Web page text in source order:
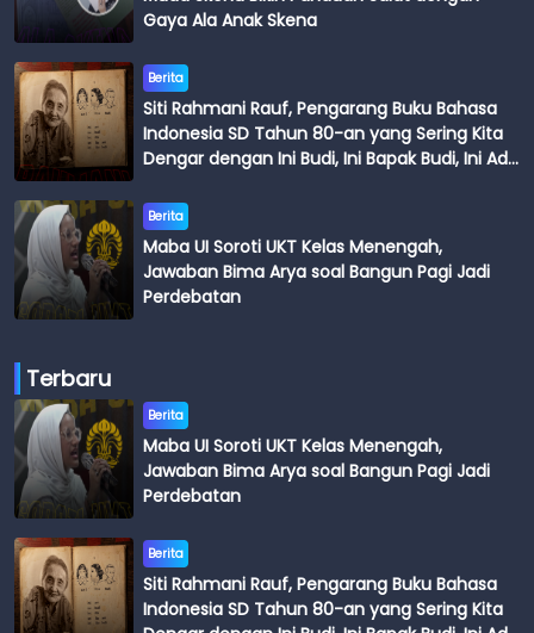
Gaya Ala Anak Skena
Berita
Siti Rahmani Rauf, Pengarang Buku Bahasa
Indonesia SD Tahun 80-an yang Sering Kita
Dengar dengan Ini Budi, Ini Bapak Budi, Ini Adik
Berita
Maba UI Soroti UKT Kelas Menengah,
Jawaban Bima Arya soal Bangun Pagi Jadi
Perdebatan
Terbaru
Berita
Maba UI Soroti UKT Kelas Menengah,
Jawaban Bima Arya soal Bangun Pagi Jadi
Perdebatan
Berita
Siti Rahmani Rauf, Pengarang Buku Bahasa
Indonesia SD Tahun 80-an yang Sering Kita